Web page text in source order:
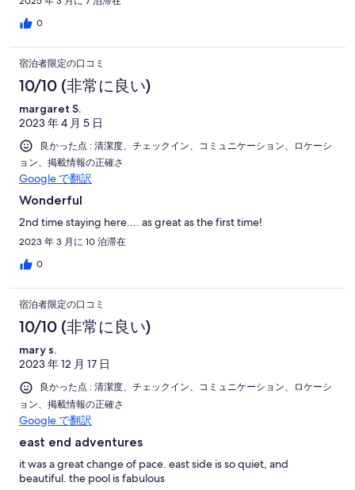
0
宿泊者限定の口コミ
10/10 (非常に良い)
margaret S.
2023 年 4 月 5 日
良かった点 : 清潔度、チェックイン、コミュニケーション、ロケーシ
ョン、掲載情報の正確さ
Google で翻訳
Wonderful
2nd time staying here.... as great as the first time!
2023 年 3 月に 10 泊滞在
0
宿泊者限定の口コミ
10/10 (非常に良い)
mary s.
2023 年 12 月 17 日
良かった点 : 清潔度、チェックイン、コミュニケーション、ロケーシ
ョン、掲載情報の正確さ
Google で翻訳
east end adventures
it was a great change of pace. east side is so quiet, and
beautiful. the pool is fabulous